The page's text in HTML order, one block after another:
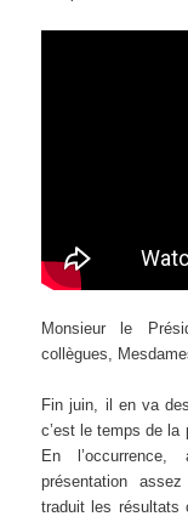
Monsieur le
collègues,
Fin juin, il en va
c’est le temps de
En l’occurrence,
présentation
traduit les résultats